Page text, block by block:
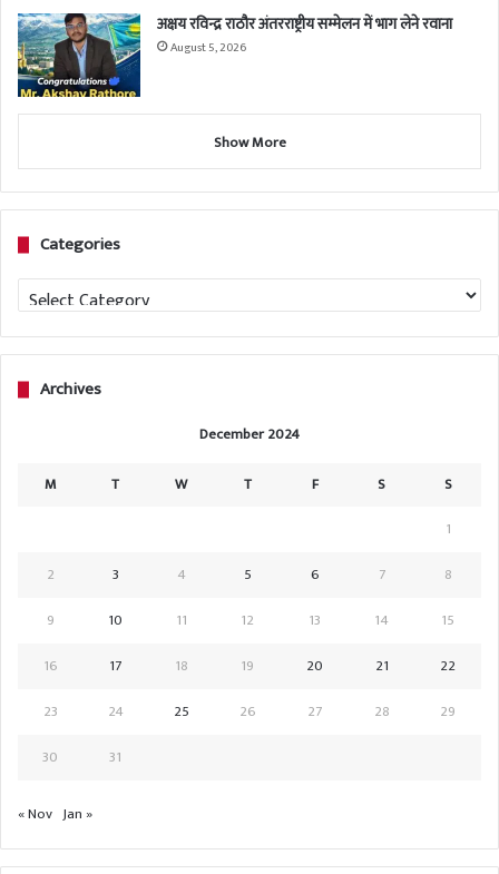
अक्षय रविन्द्र राठौर अंतरराष्ट्रीय सम्मेलन में भाग लेने रवाना
August 5, 2026
Show More
Categories
Categories
Archives
December 2024
M T W T F S
S
1
2
3 4 5 6 7
8
9
10 11 12 13 14
15
16
17 18 19 20 21
22
23
24 25 26 27 28
29
30
31
« Nov Jan »